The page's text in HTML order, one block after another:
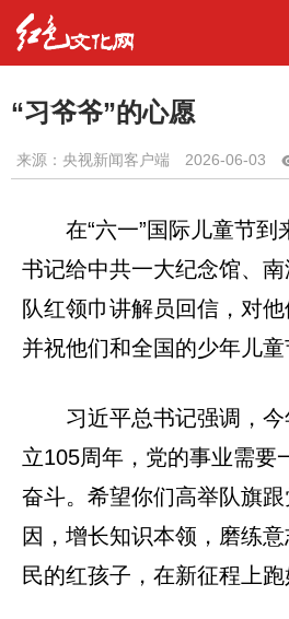
“习爷爷”的心愿
来源：央视新闻客户端 2026-06-03
在“六一”国际儿童节到
书记给中共一大纪念馆、
队红领巾讲解员回信，对他
并祝他们和全国的少年儿童
习近平总书记强调，
立105周年，党的事业需要
奋斗。希望你们高举队旗
因，增长知识本领，磨练
民的红孩子，在新征程上跑